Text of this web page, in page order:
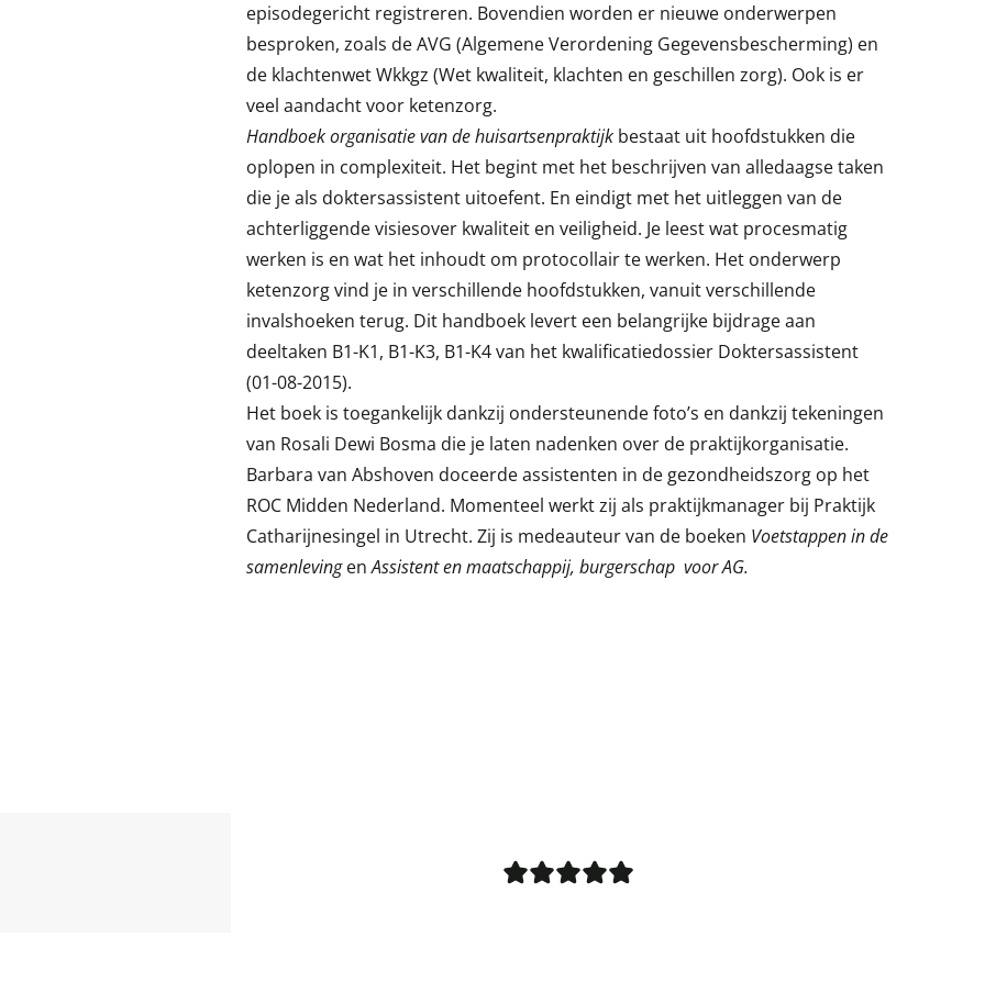
episodegericht registreren. Bovendien worden er nieuwe onderwerpen
besproken, zoals de AVG (Algemene Verordening Gegevensbescherming) en
de klachtenwet Wkkgz (Wet kwaliteit, klachten en geschillen zorg). Ook is er
veel aandacht voor ketenzorg.
Handboek organisatie van de huisartsenpraktijk bestaat uit hoofdstukken die
oplopen in complexiteit. Het begint met het beschrijven van alledaagse taken
die je als doktersassistent uitoefent. En eindigt met het uitleggen van de
achterliggende visiesover kwaliteit en veiligheid. Je leest wat procesmatig
werken is en wat het inhoudt om protocollair te werken. Het onderwerp
ketenzorg vind je in verschillende hoofdstukken, vanuit verschillende
invalshoeken terug. Dit handboek levert een belangrijke bijdrage aan
deeltaken B1-K1, B1-K3, B1-K4 van het kwalificatiedossier Doktersassistent
(01-08-2015).
Het boek is toegankelijk dankzij ondersteunende foto’s en dankzij tekeningen
van Rosali Dewi Bosma die je laten nadenken over de praktijkorganisatie.
Barbara van Abshoven doceerde assistenten in de gezondheidszorg op het
ROC Midden Nederland. Momenteel werkt zij als praktijkmanager bij Praktijk
Catharijnesingel in Utrecht. Zij is medeauteur van de boeken Voetstappen in de
samenlevingenAssistent en maatschappij, burgerschap voor AG.